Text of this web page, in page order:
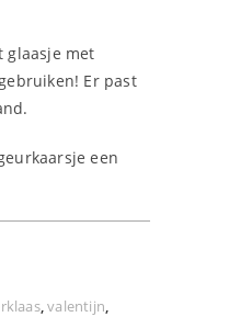
glaasje met
Er past
een
,valentijn,